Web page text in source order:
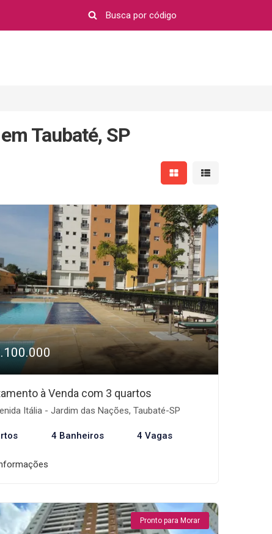
Taubaté, SP
Mostrar resultados em
Mostrar
à Venda com 3 quartos
Itália - Jardim das Nações, Taubaté-SP
4 Banheiros 4 Vagas
Pronto para Morar